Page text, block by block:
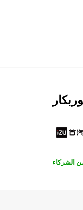
الشركاء